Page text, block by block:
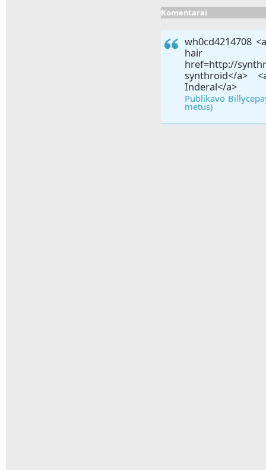
Komentarai
wh0cd4214708
hair
href=http://
synthroid</a>
Inderal</a>
Publikavo
metus)